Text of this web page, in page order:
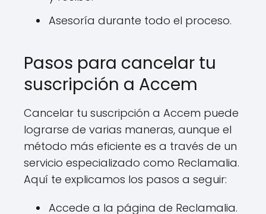
Asesoría durante todo el proceso.
Pasos para cancelar tu
suscripción a Accem
Cancelar tu suscripción a Accem puede
lograrse de varias maneras, aunque el
método más eficiente es a través de un
servicio especializado como Reclamalia.
Aquí te explicamos los pasos a seguir:
Accede a la página de Reclamalia.